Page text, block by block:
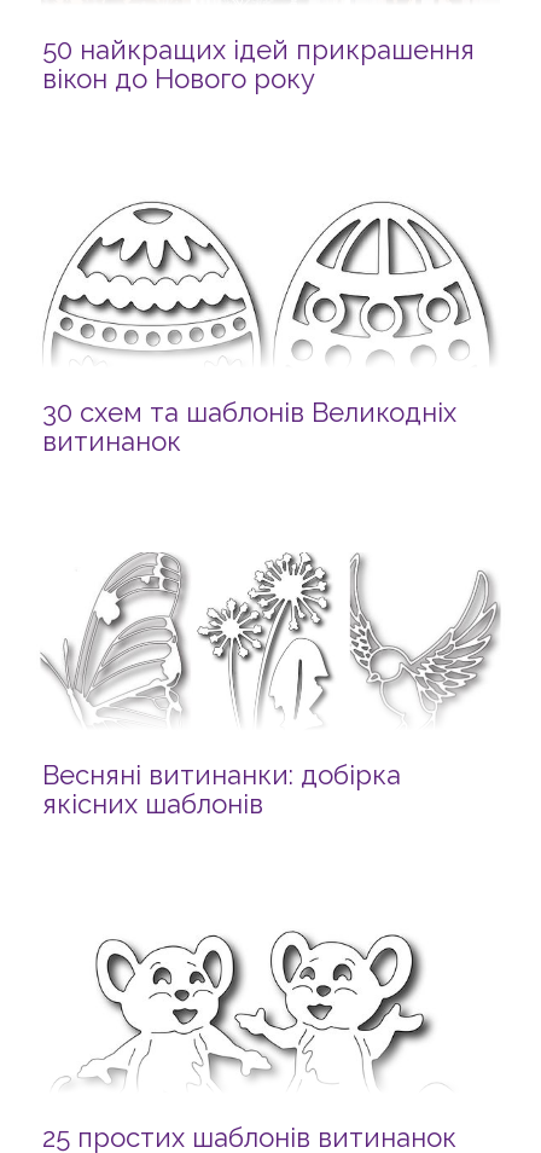
50 найкращих ідей прикрашення
вікон до Нового року
30 схем та шаблонів Великодніх
витинанок
Весняні витинанки: добірка
якісних шаблонів
25 простих шаблонів витинанок